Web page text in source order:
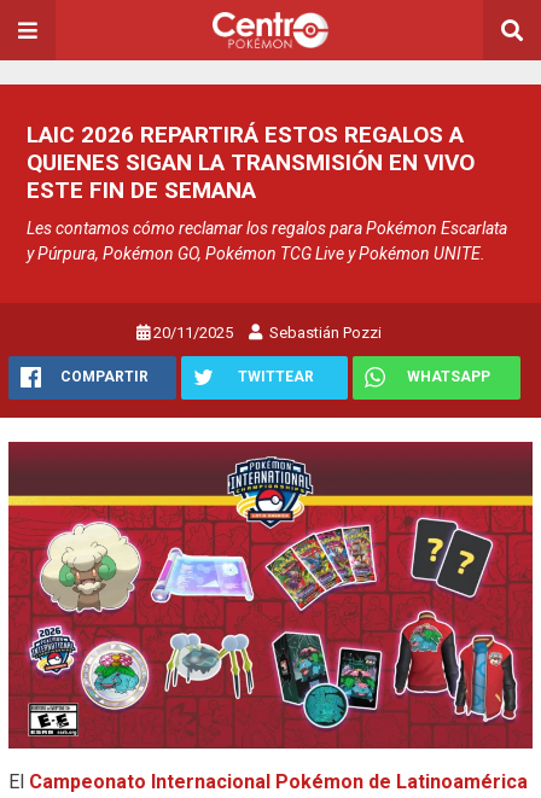
LAIC 2026 REPARTIRÁ ESTOS REGALOS A
QUIENES SIGAN LA TRANSMISIÓN EN VIVO
ESTE FIN DE SEMANA
Les contamos cómo reclamar los regalos para Pokémon Escarlata
y Púrpura, Pokémon GO, Pokémon TCG Live y Pokémon UNITE.
20/11/2025 Sebastián Pozzi
COMPARTIR TWITTEAR WHATSAPP
El Campeonato Internacional Pokémon de Latinoamérica